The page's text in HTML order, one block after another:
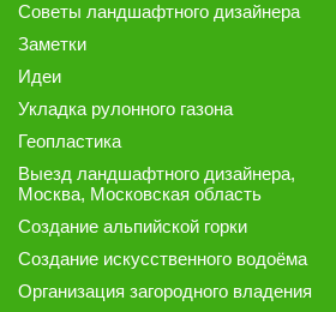
Советы ландшафтного дизайнера
Заметки
Идеи
Укладка рулонного газона
Геопластика
Выезд ландшафтного дизайнера,
Москва, Московская область
Создание альпийской горки
Создание искусственного водоёма
Организация загородного владения